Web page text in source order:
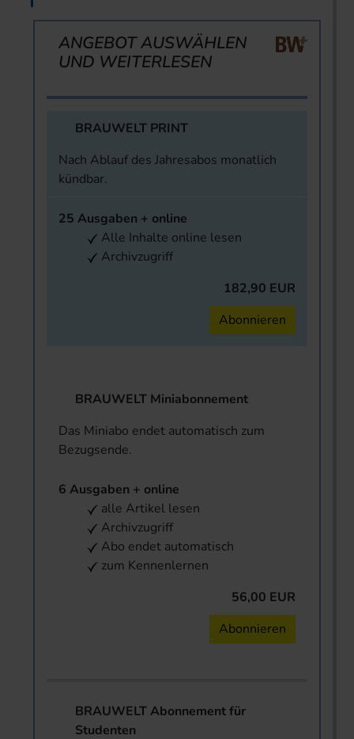
ANGEBOT AUSWÄHLEN
UND WEITERLESEN
BRAUWELT PRINT
Nach Ablauf des Jahresabos monatlich
kündbar.
25 Ausgaben + online
Alle Inhalte online lesen
Archivzugriff
182,90 EUR
Abonnieren
BRAUWELT Miniabonnement
Das Miniabo endet automatisch zum
Bezugsende.
6 Ausgaben + online
alle Artikel lesen
Archivzugriff
Abo endet automatisch
zum Kennenlernen
56,00 EUR
Abonnieren
BRAUWELT Abonnement für
Studenten